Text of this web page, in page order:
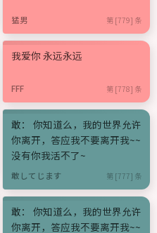
猛男 第 [779] 条
我爱你 永远永远
FFF 第 [778] 条
敢： 你知道么，我的世界允许
你离开，答应我不要离开我~~
没有你我活不了~
敢してじます 第 [777] 条
敢： 你知道么，我的世界允许
你离开，答应我不要离开我~~